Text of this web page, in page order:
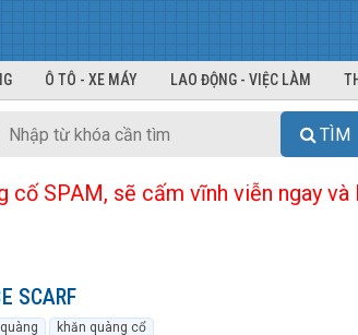
Ô TÔ - XE MÁY LAO ĐỘNG - VIỆC LÀM
TÌM
cố SPAM, sẽ cấm vĩnh viễn ngay và
SCARF
khăn quàng cổ